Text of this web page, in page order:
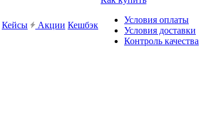
Кейсы Акции Кешбэк
Условия оплаты
Условия доставки
Контроль качества